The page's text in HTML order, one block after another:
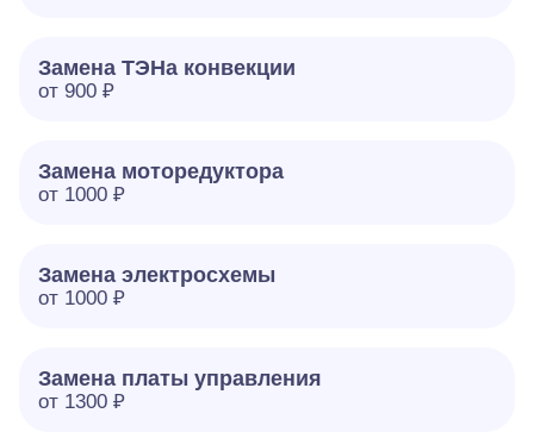
Замена ТЭНа конвекции
от 900 ₽
Замена моторедуктора
от 1000 ₽
Замена электросхемы
от 1000 ₽
Замена платы управления
от 1300 ₽